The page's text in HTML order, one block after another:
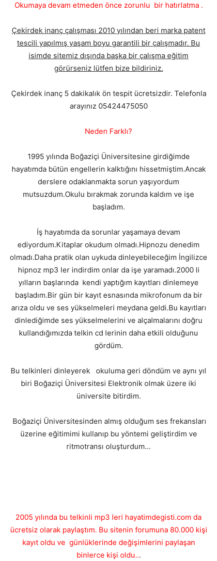
Okumaya devam etmeden önce zorunlu bir hatırlatma .
Çekirdek inanç çalışması 2010 yılından beri marka patent
tescili yapılmış yaşam boyu garantili bir çalışmadır. Bu
isimde sitemiz dışında başka bir çalışma eğitim
görürseniz lütfen bize bildiriniz.
Çekirdek inanç 5 dakikalık ön tespit ücretsizdir. Telefonla
arayınız 05424475050
Neden Farklı?
1995 yılında Boğaziçi Üniversitesine girdiğimde
hayatımda bütün engellerin kalktığını hissetmiştim.Ancak
derslere odaklanmakta sorun yaşıyordum
mutsuzdum.Okulu bırakmak zorunda kaldım ve işe
başladım.
İş hayatımda da sorunlar yaşamaya devam
ediyordum.Kitaplar okudum olmadı.Hipnozu denedim
olmadı.Daha pratik olan uykuda dinleyebileceğim İngilizce
hipnoz mp3 ler indirdim onlar da işe yaramadı.2000 li
yılların başlarında kendi yaptığım kayıtları dinlemeye
başladım.Bir gün bir kayıt esnasında mikrofonum da bir
arıza oldu ve ses yükselmeleri meydana geldi.Bu kayıtları
dinlediğimde ses yükselmelerini ve alçalmalarını doğru
kullandığımızda telkin cd lerinin daha etkili olduğunu
gördüm.
Bu telkinleri dinleyerek okuluma geri döndüm ve aynı yıl
biri Boğaziçi Üniversitesi Elektronik olmak üzere iki
üniversite bitirdim.
Boğaziçi Üniversitesinden almış olduğum ses frekansları
üzerine eğitimimi kullanıp bu yöntemi geliştirdim ve
ritmotransı oluşturdum...
2005 yılında bu telkinli mp3 leri hayatimdegisti.com da
ücretsiz olarak paylaştım. Bu sitenin forumuna 80.000 kişi
kayıt oldu ve günlüklerinde değişimlerini paylaşan
binlerce kişi oldu...